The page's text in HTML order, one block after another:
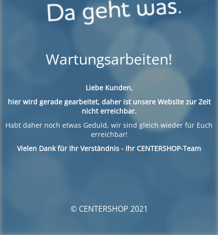
Wartungsarbeiten!
Liebe Kunden,
hier wird gerade gearbeitet, daher ist unsere Website zur Zeit
nicht erreichbar.
Habt daher noch etwas Geduld, wir sind gleich wieder für Euch
erreichbar!
Vielen Dank für Ihr Verständnis - Ihr CENTERSHOP-Team
© CENTERSHOP 2021